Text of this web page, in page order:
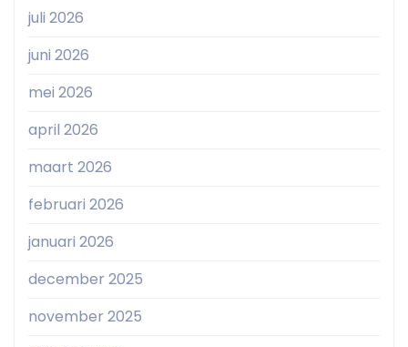
juli 2026
juni 2026
mei 2026
april 2026
maart 2026
februari 2026
januari 2026
december 2025
november 2025